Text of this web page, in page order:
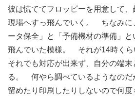
彼は慌ててフロッピーを用意して
現場へすっ飛んでいく。 ちなみに
ータ保全」と「予備機材の準備」
飛んでいた模様。 それが14時くら
それでも対応が出来ず、自分の端
る。 何やら調べているようなのだ
留めたり印刷したりしないので何